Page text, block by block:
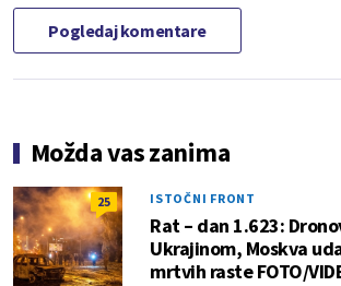
Pogledaj komentare
Možda vas zanima
25 ISTOČNI FRONT
Rat – dan 1.623:
Ukrajinom, Moskva
mrtvih raste FOTO/